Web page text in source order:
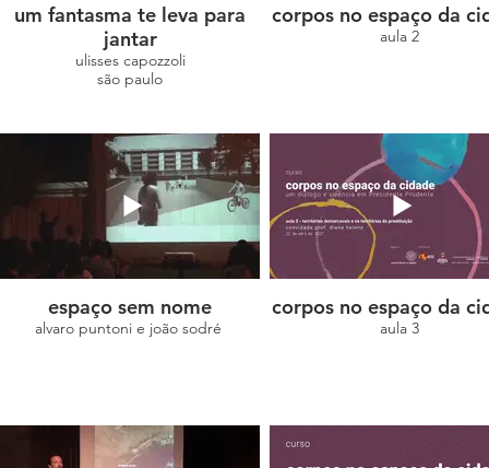
um fantasma te leva para
jantar
ulisses capozzoli
são paulo
espaço sem nome
alvaro puntoni e joão sodré
corpos no espaço da
aula 2
corpos no espaço da
aula 3